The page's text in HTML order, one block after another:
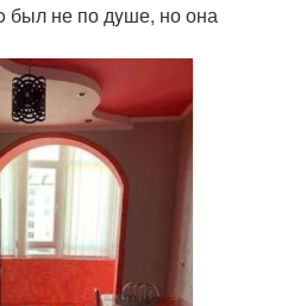
был не по дyше, но она